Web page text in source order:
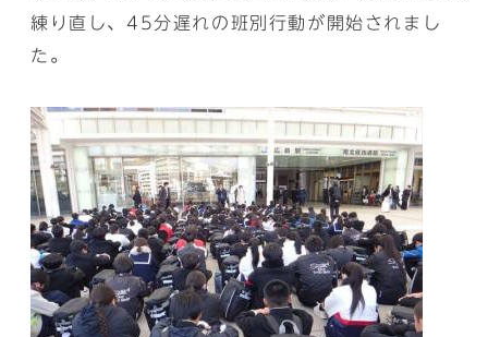
練り直し、45分遅れの班別行動が開始されまし
た。